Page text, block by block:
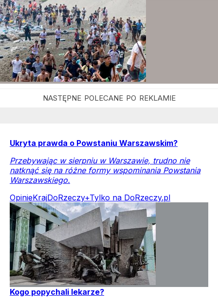
Ukryta prawda o Powstaniu Warszawskim?
Przebywając w sierpniu w Warszawie, trudno nie
natknąć się na różne formy wspominania Powstania
Warszawskiego.
OpinieKrajDoRzeczy+Tylko na DoRzeczy.pl
Kogo popychali lekarze?